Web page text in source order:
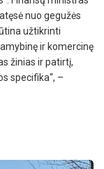
nuo gegužės
užtikrinti
ir komercinę
žinias ir patirtį,
specifika“, –